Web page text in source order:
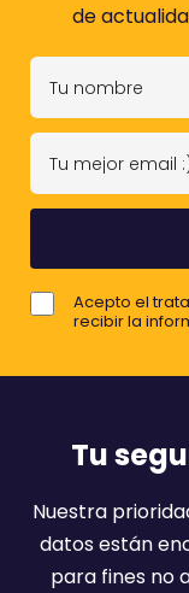
de
T
n
m
r
e
T
m
j
o
e
Acepto el
recibir la
Tu
Nuestra
datos están
para fines no